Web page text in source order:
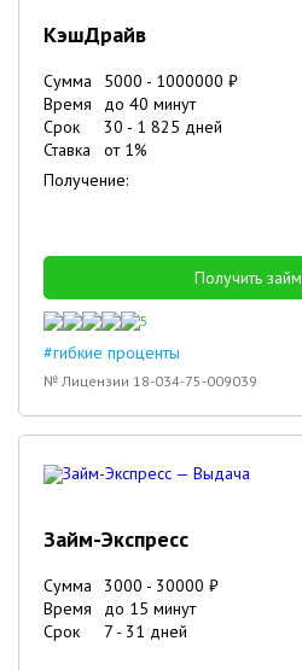
КэшДрайв
Сумма 5000 - 1000000 ₽
Время
до 40 минут
Срок
30 - 1 825 дней
Ставка
от 1%
Получение:
Получить займ
5
#гибкие проценты
№ Лицензии 18-034-75-009039
Займ-Экспресс
Сумма 3000 - 30000 ₽
Время
до 15 минут
Срок
7 - 31 дней